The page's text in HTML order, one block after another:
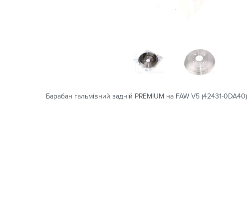
Барабан гальмівний задній PREMIUM на FAW V5 (42431-0DA40)